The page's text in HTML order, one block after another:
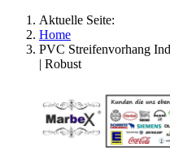
Aktuelle Seite:
Home
PVC Streifenvorhang
| Robust